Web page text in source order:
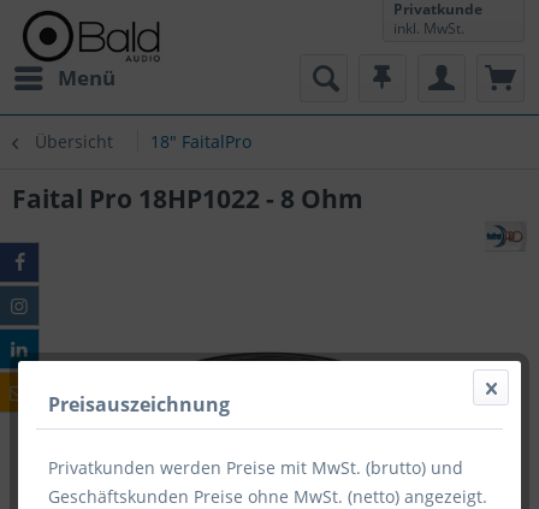
Menü
Privatkunde
inkl. MwSt.
Übersicht 18" FaitalPro
Faital Pro 18HP1022 - 8 Ohm
Preisauszeichnung
Privatkunden werden Preise mit MwSt. (brutto) und
Geschäftskunden Preise ohne MwSt. (netto) angezeigt.